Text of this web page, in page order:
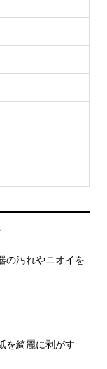
の汚れやニオイを
を綺麗に剥がす